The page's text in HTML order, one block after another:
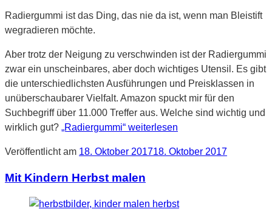
Radiergummi ist das Ding, das nie da ist, wenn man Bleistift
wegradieren möchte.
Aber trotz der Neigung zu verschwinden ist der Radiergummi
zwar ein unscheinbares, aber doch wichtiges Utensil. Es gibt
die unterschiedlichsten Ausführungen und Preisklassen in
unüberschaubarer Vielfalt. Amazon spuckt mir für den
Suchbegriff über 11.000 Treffer aus. Welche sind wichtig und
wirklich gut? „Radiergummi“ weiterlesen
Veröffentlicht am 18. Oktober 201718. Oktober 2017
Mit Kindern Herbst malen